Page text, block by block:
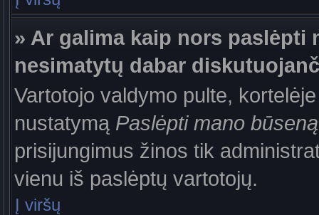
» Ar galima kaip nors paslėpti
nesimatytų dabar
Vartotojo valdymo pulte,
nustatymą Paslėpti mano būseną
prisijungimus žinos tik
vienu iš paslėptų vartotojų.
Į viršų